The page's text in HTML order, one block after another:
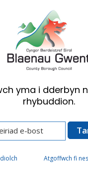
Cymraeg English
Preswylwyr
Treth
am
yma i dderbyn
rhybuddion.
Atgoffwch fi